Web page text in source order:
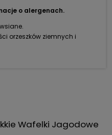
o alergenach.
orzeszków ziemnych i
Wafelki Jagodowe